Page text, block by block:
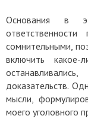
Основания в
сомнительными,
включить
доказательств.
мысли,
моего уголовного